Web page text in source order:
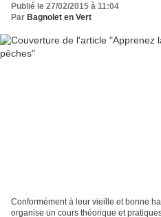
Publié le 27/02/2015 à 11:04
Par Bagnolet en Vert
Conformément à leur vieille et bonne
organise un cours théorique et